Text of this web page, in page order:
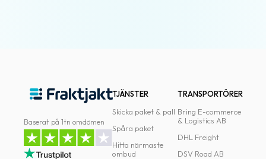
Baserat på 1tn omdömen
TJÄNSTER
Skicka paket & pall
Spåra paket
Hitta närmaste
ombud
TRANSPORTÖRER
Bring E-commerce
& Logistics AB
DHL Freight
DSV Road AB